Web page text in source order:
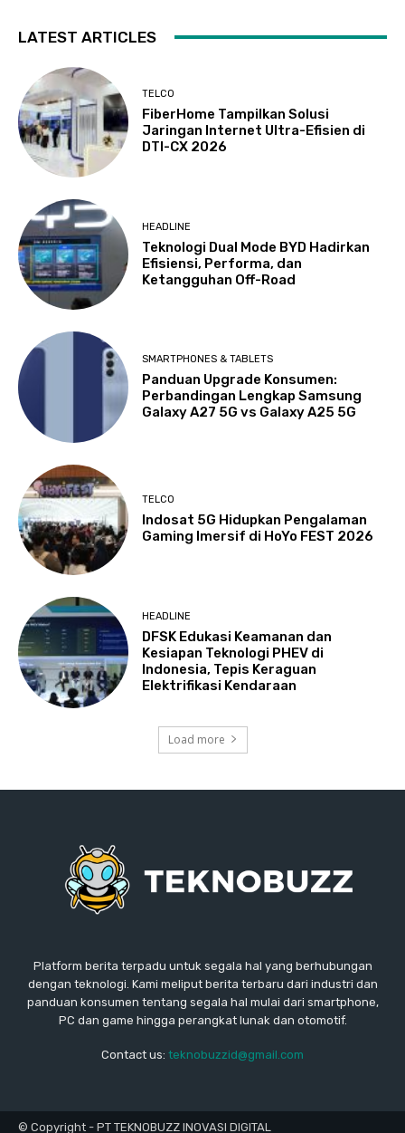
LATEST ARTICLES
TELCO
FiberHome Tampilkan Solusi
Jaringan Internet Ultra-Efisien di
DTI-CX 2026
HEADLINE
Teknologi Dual Mode BYD Hadirkan
Efisiensi, Performa, dan
Ketangguhan Off-Road
SMARTPHONES & TABLETS
Panduan Upgrade Konsumen:
Perbandingan Lengkap Samsung
Galaxy A27 5G vs Galaxy A25 5G
TELCO
Indosat 5G Hidupkan Pengalaman
Gaming Imersif di HoYo FEST 2026
HEADLINE
DFSK Edukasi Keamanan dan
Kesiapan Teknologi PHEV di
Indonesia, Tepis Keraguan
Elektrifikasi Kendaraan
Load more
Platform berita terpadu untuk segala hal yang berhubungan
dengan teknologi. Kami meliput berita terbaru dari industri dan
panduan konsumen tentang segala hal mulai dari smartphone,
PC dan game hingga perangkat lunak dan otomotif.
Contact us: teknobuzzid@gmail.com
© Copyright - PT TEKNOBUZZ INOVASI DIGITAL